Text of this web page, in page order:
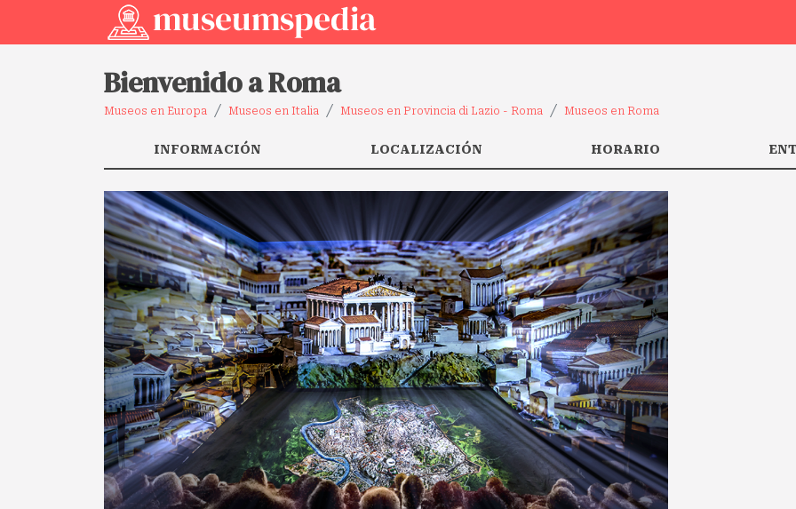
Bienvenido a Roma
Museos en Europa Museos en Italia Museos en Provincia di Lazio - Roma Museos en Roma
INFORMACIÓN LOCALIZACIÓN HORARIO